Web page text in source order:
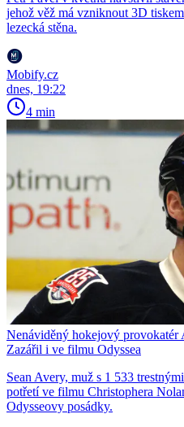
jehož věž má vzniknout 3D
lezecká stěna.
Mobify.cz
dnes, 19:22
4 min
Nenáviděný hokejový
Zazářil i ve filmu Odyssea
Sean Avery, muž s 1 533
potřetí ve filmu Christophera
Odysseovy posádky.